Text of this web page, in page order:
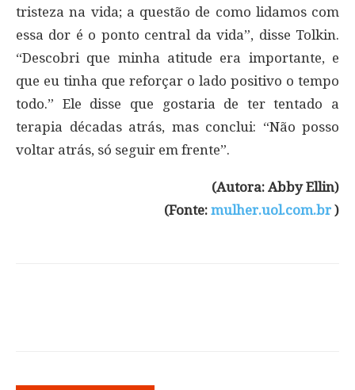
tristeza na vida; a questão de como lidamos com
essa dor é o ponto central da vida”, disse Tolkin.
“Descobri que minha atitude era importante, e
que eu tinha que reforçar o lado positivo o tempo
todo.” Ele disse que gostaria de ter tentado a
terapia décadas atrás, mas conclui: “Não posso
voltar atrás, só seguir em frente”.
(Autora: Abby Ellin)
(Fonte: mulher.uol.com.br )